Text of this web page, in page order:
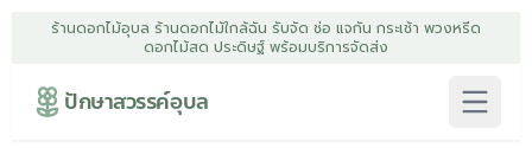
ร้านดอกไม้อุบล ร้านดอกไม้ใกล้ฉัน รับจัด ช่อ แจกัน กระเช้า พวงหรีด
ดอกไม้สด ประดิษฐ์ พร้อมบริการจัดส่ง
ปักษาสวรรค์อุบล